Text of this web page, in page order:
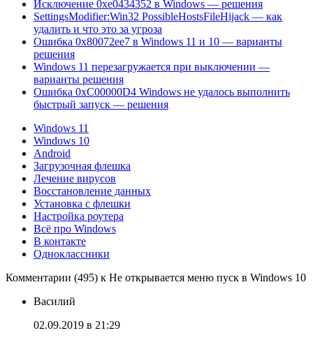
Исключение 0xe0434352 в Windows — решения
SettingsModifier:Win32 PossibleHostsFileHijack — как
удалить и что это за угроза
Ошибка 0x80072ee7 в Windows 11 и 10 — варианты
решения
Windows 11 перезагружается при выключении —
варианты решения
Ошибка 0xC00000D4 Windows не удалось выполнить
быстрый запуск — решения
Windows 11
Windows 10
Android
Загрузочная флешка
Лечение вирусов
Восстановление данных
Установка с флешки
Настройка роутера
Всё про Windows
В контакте
Одноклассники
Комментарии (495) к Не открывается меню пуск в Windows 10
Василий
02.09.2019 в 21:29